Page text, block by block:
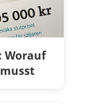
Worauf